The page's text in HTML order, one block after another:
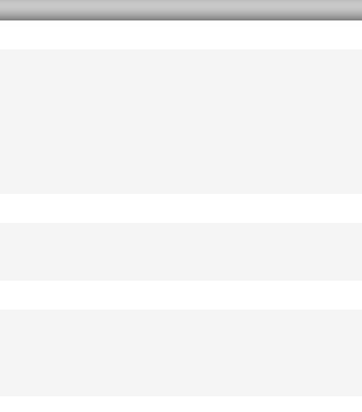
Kalkbrottsloppets damklass. Alice